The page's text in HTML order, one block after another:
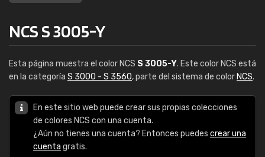
NCS S 3005-Y
Esta página muestra el color NCS S 3005-Y. Este color NCS está
en la categoría S 3000 - S 3560, parte del sistema de color NCS.
En este sitio web puede crear sus propias colecciones
de colores NCS con una cuenta.
¿Aún no tienes una cuenta? Entonces puedes crear una
cuenta gratis.